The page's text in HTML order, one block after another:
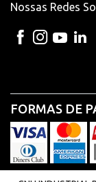
Nossas Redes
FORMAS DE